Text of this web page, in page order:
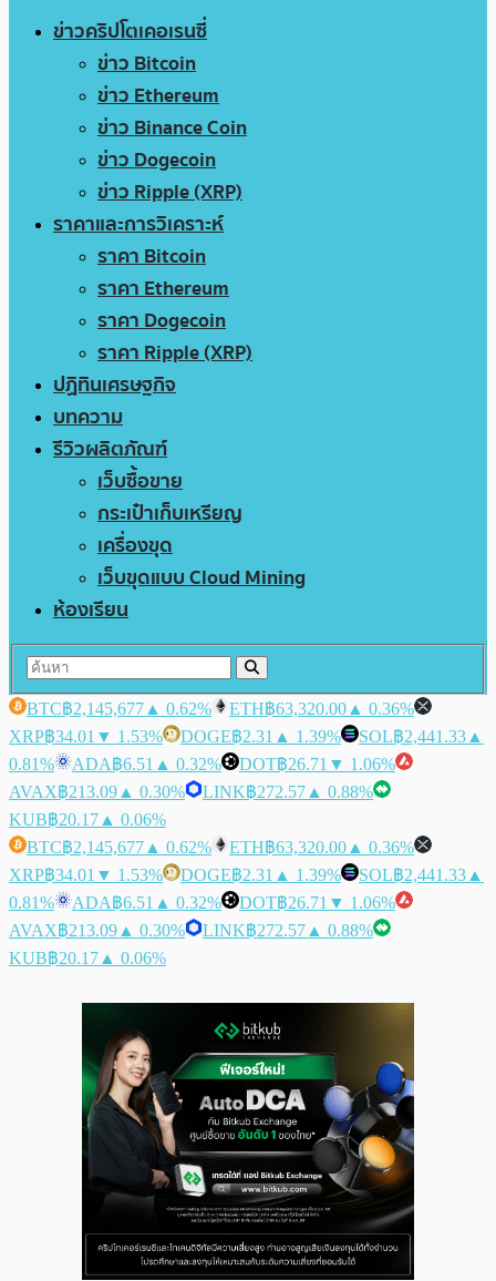
ข่าวคริปโตเคอเรนซี่
ข่าว Bitcoin
ข่าว Ethereum
ข่าว Binance Coin
ข่าว Dogecoin
ข่าว Ripple (XRP)
ราคาและการวิเคราะห์
ราคา Bitcoin
ราคา Ethereum
ราคา Dogecoin
ราคา Ripple (XRP)
ปฏิทินเศรษฐกิจ
บทความ
รีวิวผลิตภัณฑ์
เว็บซื้อขาย
กระเป๋าเก็บเหรียญ
เครื่องขุด
เว็บขุดแบบ Cloud Mining
ห้องเรียน
BTC฿2,145,677 ▲ 0.62% ETH฿63,320.00 ▲ 0.36%
XRP฿34.01 ▼ 1.53% DOGE฿2.31 ▲ 1.39% SOL฿2,441.33 ▲
0.81%
ADA฿6.51 ▲ 0.32% DOT฿26.71 ▼ 1.06%
AVAX฿213.09 ▲ 0.30% LINK฿272.57 ▲ 0.88%
KUB฿20.17 ▲ 0.06%
BTC฿2,145,677 ▲ 0.62% ETH฿63,320.00 ▲ 0.36%
XRP฿34.01 ▼ 1.53% DOGE฿2.31 ▲ 1.39% SOL฿2,441.33 ▲
0.81%
ADA฿6.51 ▲ 0.32% DOT฿26.71 ▼ 1.06%
AVAX฿213.09 ▲ 0.30% LINK฿272.57 ▲ 0.88%
KUB฿20.17 ▲ 0.06%